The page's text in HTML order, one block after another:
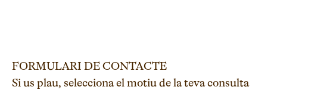
FORMULARI DE CONTACTE
Si us plau, selecciona el motiu de la teva consulta